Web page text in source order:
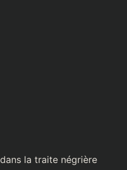
la traite négrière